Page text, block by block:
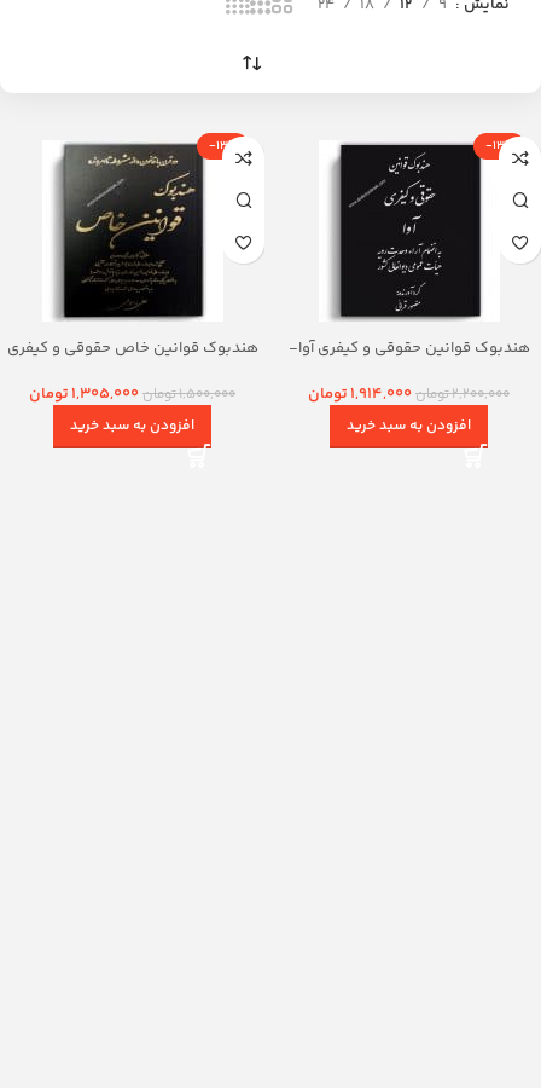
نمایش 9
12
18
24
-13%
هندبوک قوانین حقوقی و کیفری آوا-
2,200,000تومان1,914,000تومان
افزودن به سبد خرید
-13%
هندبوک قوانین خاص حقوقی و کیفری
1,500,000تومان1,305,000تومان
افزودن به سبد خرید